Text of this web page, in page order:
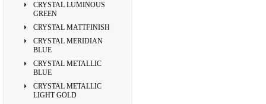
CRYSTAL LUMINOUS
GREEN
CRYSTAL MATTFINISH
CRYSTAL MERIDIAN
BLUE
CRYSTAL METALLIC
BLUE
CRYSTAL METALLIC
LIGHT GOLD